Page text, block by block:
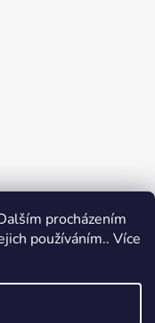
procházením
používáním.. Více